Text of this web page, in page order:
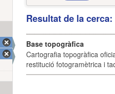
Resultat de la
Base topogràfica
Cartografia topogràfica
restitució fotogramètrica i